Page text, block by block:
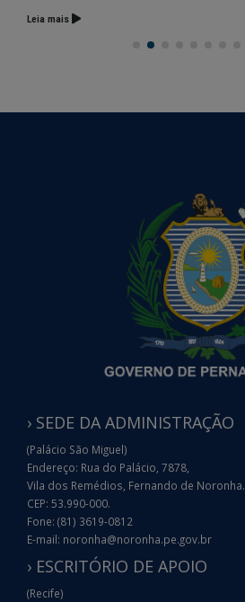
Leia mais
› SEDE DA ADMINISTRAÇÃO
(Palácio São Miguel)
Endereço: Rua do Palácio, 7878,
Vila dos Remédios, Fernando de Noronha.
CEP: 53.990-000.
Fone: (81) 3619-0812
E-mail: noronha@noronha.pe.gov.br
› ESCRITÓRIO DE APOIO
(Recife)